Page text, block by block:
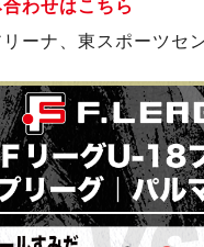
わせはこちら
ーナ、東スポーツセ